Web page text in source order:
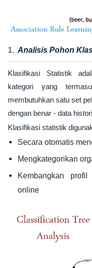
Analisis Pohon
Klasifikasi Statistik
kategori yang
membutuhkan satu set
dengan benar - data
Klasifikasi statistik
Secara otomatis
Mengkategorikan
Kembangkan
online